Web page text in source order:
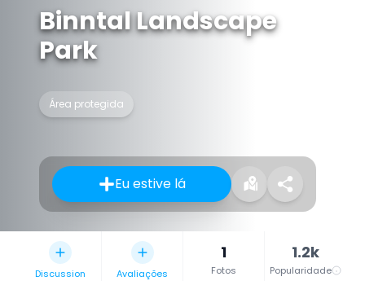
Binntal Landscape
Park
Área protegida
Eu estive lá
Discussion Avaliações
1
Fotos
1.2k
Popularidade